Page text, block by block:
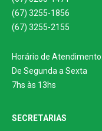
(67) 3255-1856
(67) 3255-2155
Horário de Atendimento:
De Segunda a Sexta
7hs às 13hs
SECRETARIAS